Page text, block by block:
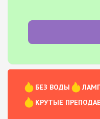
БЕЗ ВОДЫ
КРУТЫЕ